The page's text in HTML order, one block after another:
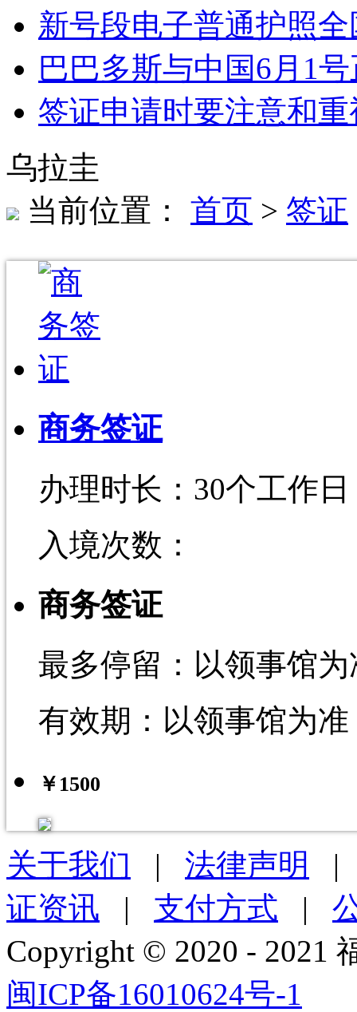
新号段电子普通护照
巴巴多斯与中国6月1
签证申请时要注意和
乌拉圭
当前位置： 首页 > 签证
商务签证
办理时长：30个工作日
入境次数：
商务签证
最多停留：以领事馆为
有效期：以领事馆为准
￥ 1500
关于我们 | 法律声明
证资讯 | 支付方式 |
Copyright © 2020 - 2021
闽ICP备16010624号-1